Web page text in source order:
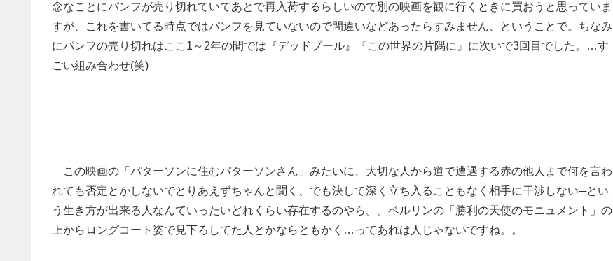
念なことにパンフが売り切れていてあとで再入荷するらしいので別の映画を観に行くときに買おうと思っていま
すが、これを書いてる時点ではパンフを見ていないので間違いなどあったらすみません、ということで。ちなみ
にパンフの売り切れはここ1～2年の間では『デッドプール』『この世界の片隅に』に次いで3回目でした。…す
ごい組み合わせ(笑)
この映画の「パターソンに住むパターソンさん」みたいに、大切な人から道で遭遇する赤の他人まで何を言わ
れても否定とかしないでとりあえずちゃんと聞く、でも決して深く立ち入ることもなく相手に干渉しない─とい
う生き方が出来る人なんていったいどれくらい存在するのやら。。ベルリンの「勝利の天使のモニュメント」の
上からロングコート姿で見下ろしてた人とかならともかく…ってあれは人じゃないですね。。